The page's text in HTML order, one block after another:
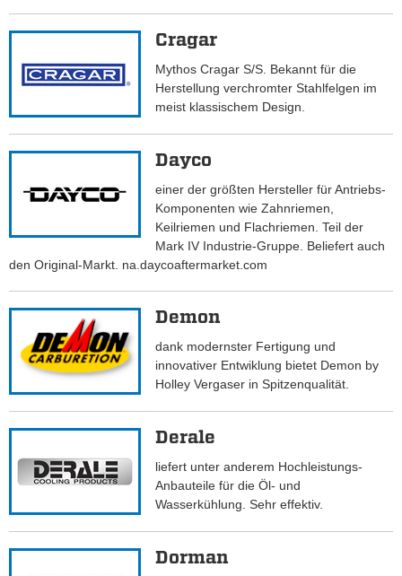
Cragar
Mythos Cragar S/S. Bekannt für die
Herstellung verchromter Stahlfelgen im
meist klassischem Design.
Dayco
einer der größten Hersteller für Antriebs-
Komponenten wie Zahnriemen,
Keilriemen und Flachriemen. Teil der
Mark IV Industrie-Gruppe. Beliefert auch
den Original-Markt. na.daycoaftermarket.com
Demon
dank modernster Fertigung und
innovativer Entwiklung bietet Demon by
Holley Vergaser in Spitzenqualität.
Derale
liefert unter anderem Hochleistungs-
Anbauteile für die Öl- und
Wasserkühlung. Sehr effektiv.
Dorman